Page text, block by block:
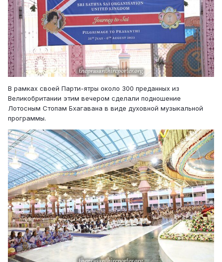
В рамках своей Парти-ятры около 300 преданных из
Великобритании этим вечером сделали подношение
Лотосным Стопам Бхагавана в виде духовной музыкальной
программы.